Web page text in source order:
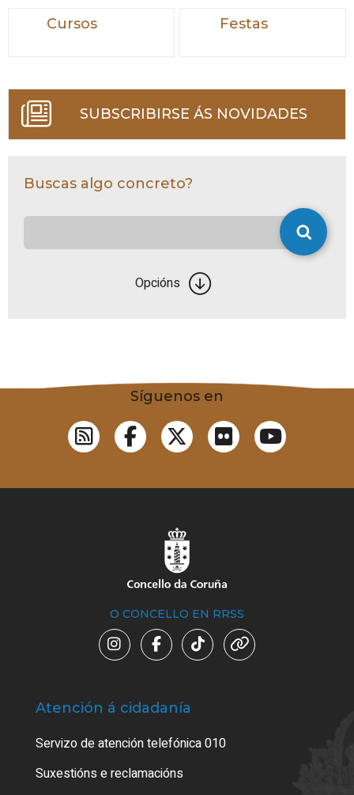
Cursos Festas
SUBSCRIBIRSE ÁS NOVIDADES
Buscas algo concreto?
Opcións
Síguenos en
O CONCELLO EN RRSS
Atención á cidadanía
Servizo de atención telefónica 010
Suxestións e reclamacións